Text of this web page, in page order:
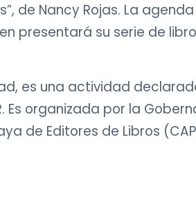
de Nancy Rojas. La
presentará su serie de
es una actividad
Es organizada por la
de Editores de Libros